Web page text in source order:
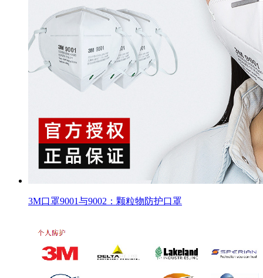
3M口罩9001与9002：颗粒物防护口罩